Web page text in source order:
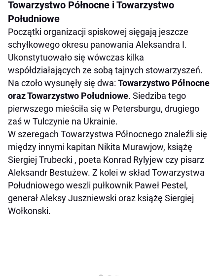
Towarzystwo Północne i Towarzystwo
Południowe
Początki organizacji spiskowej sięgają jeszcze
schyłkowego okresu panowania Aleksandra I.
Ukonstytuowało się wówczas kilka
współdziałających ze sobą tajnych stowarzyszeń.
Na czoło wysunęły się dwa: Towarzystwo Północne
oraz Towarzystwo Południowe. Siedziba tego
pierwszego mieściła się w Petersburgu, drugiego
zaś w Tulczynie na Ukrainie.
W szeregach Towarzystwa Północnego znaleźli się
między innymi kapitan Nikita Murawjow, książę
Siergiej Trubecki , poeta Konrad Rylyjew czy pisarz
Aleksandr Bestużew. Z kolei w skład Towarzystwa
Południowego weszli pułkownik Paweł Pestel,
generał Aleksy Juszniewski oraz książę Siergiej
Wołkonski.